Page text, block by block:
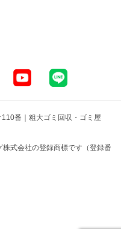
番｜粗大ゴミ回収・ゴミ屋
株式会社の登録商標です（登録番